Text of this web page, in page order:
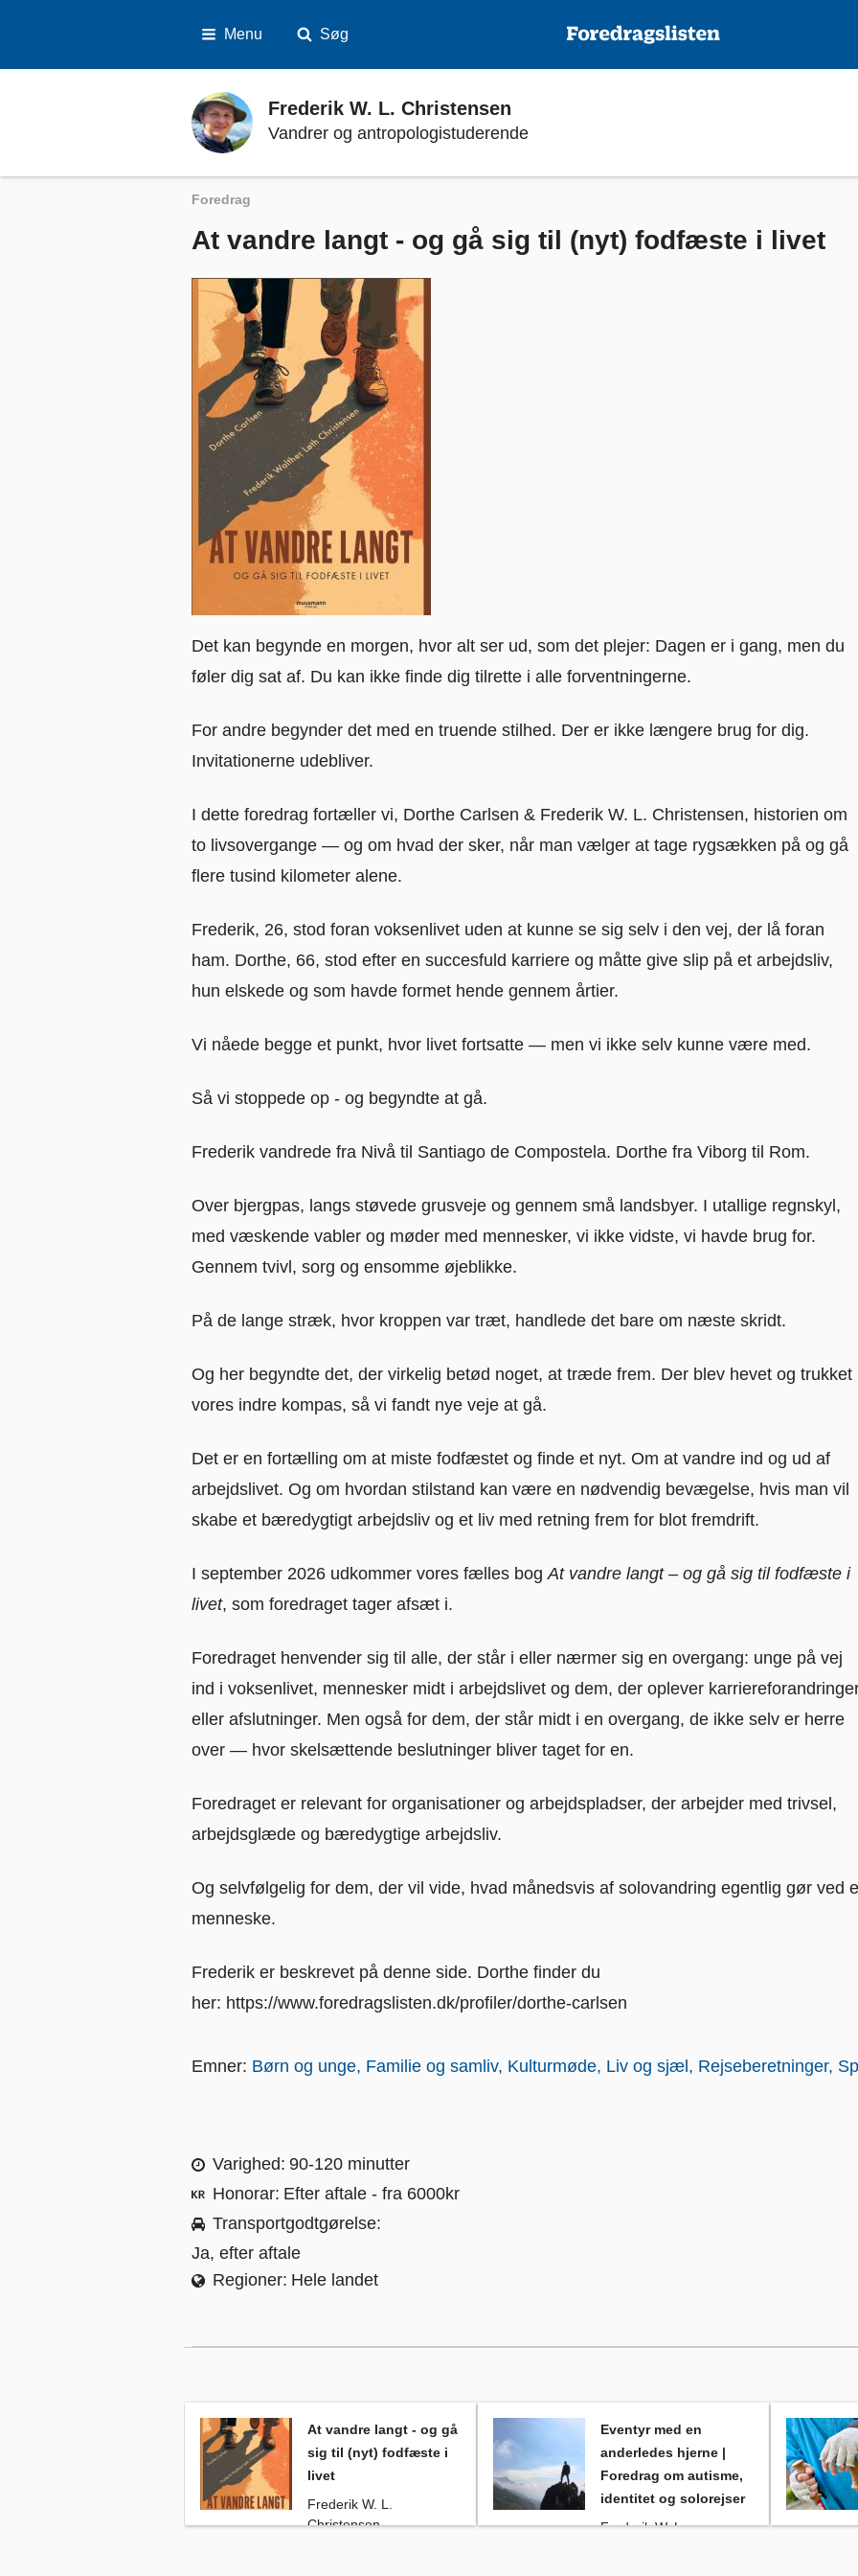
Menu Søg
Frederik W. L. Christensen
Vandrer og antropologistuderende
Foredrag
At vandre langt - og gå sig til (nyt) fodfæste i livet
Det kan begynde en morgen, hvor alt ser ud, som det plejer: Dagen er i gang, men du
føler dig sat af. Du kan ikke finde dig tilrette i alle forventningerne.
For andre begynder det med en truende stilhed. Der er ikke længere brug for dig.
Invitationerne udebliver.
I dette foredrag fortæller vi, Dorthe Carlsen & Frederik W. L. Christensen, historien om
to livsovergange — og om hvad der sker, når man vælger at tage rygsækken på og gå
flere tusind kilometer alene.
Frederik, 26, stod foran voksenlivet uden at kunne se sig selv i den vej, der lå foran
ham. Dorthe, 66, stod efter en succesfuld karriere og måtte give slip på et arbejdsliv,
hun elskede og som havde formet hende gennem årtier.
Vi nåede begge et punkt, hvor livet fortsatte — men vi ikke selv kunne være med.
Så vi stoppede op - og begyndte at gå.
Frederik vandrede fra Nivå til Santiago de Compostela. Dorthe fra Viborg til Rom.
Over bjergpas, langs støvede grusveje og gennem små landsbyer. I utallige regnskyl,
med væskende vabler og møder med mennesker, vi ikke vidste, vi havde brug for.
Gennem tvivl, sorg og ensomme øjeblikke.
På de lange stræk, hvor kroppen var træt, handlede det bare om næste skridt.
Og her begyndte det, der virkelig betød noget, at træde frem. Der blev hevet og trukket
vores indre kompas, så vi fandt nye veje at gå.
Det er en fortælling om at miste fodfæstet og finde et nyt. Om at vandre ind og ud af
arbejdslivet. Og om hvordan stilstand kan være en nødvendig bevægelse, hvis man vil
skabe et bæredygtigt arbejdsliv og et liv med retning frem for blot fremdrift.
I september 2026 udkommer vores fælles bog At vandre langt – og gå sig til fodfæste i
livet, som foredraget tager afsæt i.
Foredraget henvender sig til alle, der står i eller nærmer sig en overgang: unge på vej
ind i voksenlivet, mennesker midt i arbejdslivet og dem, der oplever
eller afslutninger. Men også for dem, der står midt i en overgang, de ikke selv er herre
over — hvor skelsættende beslutninger bliver taget for en.
Foredraget er relevant for organisationer og arbejdspladser, der arbejder med trivsel,
arbejdsglæde og bæredygtige arbejdsliv.
Og selvfølgelig for dem, der vil vide, hvad månedsvis af solovandring egentlig gør ved
menneske.
Frederik er beskrevet på denne side. Dorthe finder du
her: https://www.foredragslisten.dk/profiler/dorthe-carlsen
Emner: Børn og unge Familie og samliv Kulturmøde Liv og sjæl Rejseberetninger
Varighed 90-120 minutter
Honorar Efter aftale - fra 6000kr
Transportgodtgørelse
Ja, efter aftale
Regioner Hele landet
At vandre langt - og gå
sig til (nyt) fodfæste i
livet
Frederik W. L.
Christensen
Eventyr med en
anderledes hjerne |
Foredrag om autisme,
identitet og solorejser
Frederik W. L.